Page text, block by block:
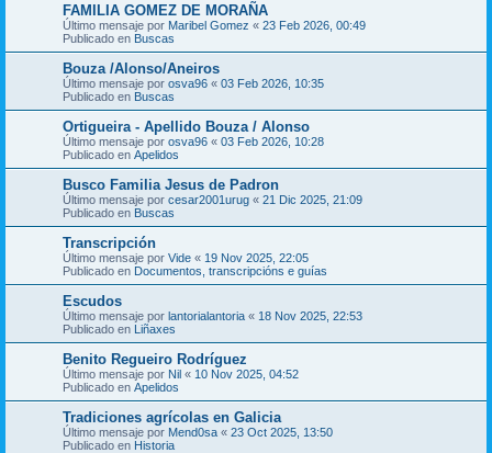
FAMILIA GOMEZ DE MORAÑA
Último mensaje por Maribel Gomez « 23 Feb 2026, 00:49
Publicado en Buscas
Bouza /Alonso/Aneiros
Último mensaje por osva96 « 03 Feb 2026, 10:35
Publicado en Buscas
Ortigueira - Apellido Bouza / Alonso
Último mensaje por osva96 « 03 Feb 2026, 10:28
Publicado en Apelidos
Busco Familia Jesus de Padron
Último mensaje por cesar2001urug « 21 Dic 2025, 21:09
Publicado en Buscas
Transcripción
Último mensaje por Vide « 19 Nov 2025, 22:05
Publicado en Documentos, transcripcións e guías
Escudos
Último mensaje por lantorialantoria « 18 Nov 2025, 22:53
Publicado en Liñaxes
Benito Regueiro Rodríguez
Último mensaje por Nil « 10 Nov 2025, 04:52
Publicado en Apelidos
Tradiciones agrícolas en Galicia
Último mensaje por Mend0sa « 23 Oct 2025, 13:50
Publicado en Historia